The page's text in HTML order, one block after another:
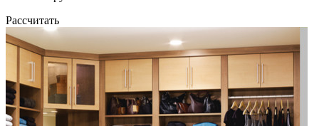
Рассчитать